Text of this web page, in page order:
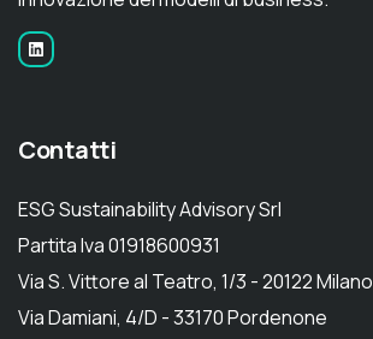
Contatti
ESG Sustainability Advisory Srl
Partita Iva 01918600931
Via S. Vittore al Teatro, 1/3 - 20122 Milano
Via Damiani, 4/D - 33170 Pordenone